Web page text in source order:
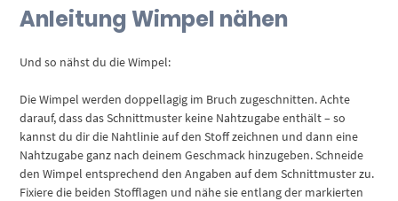
Anleitung Wimpel nähen
Und so nähst du die Wimpel:
Die Wimpel werden doppellagig im Bruch zugeschnitten. Achte
darauf, dass das Schnittmuster keine Nahtzugabe enthält – so
kannst du dir die Nahtlinie auf den Stoff zeichnen und dann eine
Nahtzugabe ganz nach deinem Geschmack hinzugeben. Schneide
den Wimpel entsprechend den Angaben auf dem Schnittmuster zu.
Fixiere die beiden Stofflagen und nähe sie entlang der markierten